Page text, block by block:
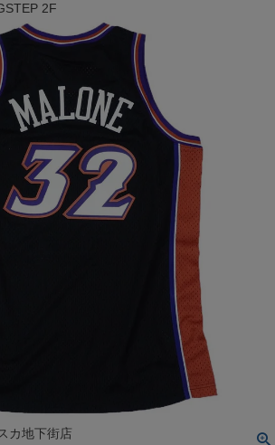
2F
～19:00
斎橋1丁目6番14号
12:00-18:00
町２丁目２２−１ 1F
カ地下街店